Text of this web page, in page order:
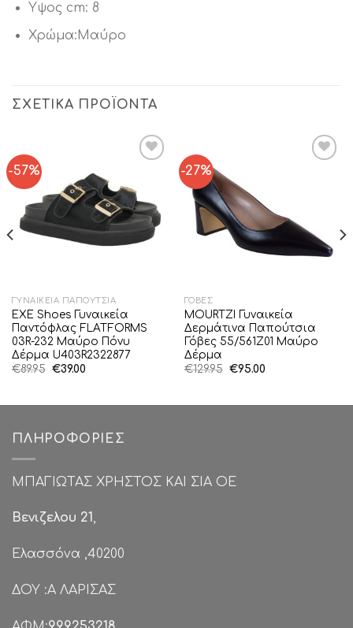
Υψος cm: 8
Χρώμα:Μαύρο
ΣΧΕΤΙΚΆ ΠΡΟΪΌΝΤΑ
-57%
ΓΥΝΑΙΚΕΊΑ ΠΑΠΟΎΤΣΙΑ
EXE Shoes Γυναικεία
Παντόφλας FLATFORMS
03R-232 Μαύρο Πόνυ
Δέρμα U403R2322877
€89.95 Original
€39.00Η
-27%
ΓΌΒΕΣ
MOURTZI Γυναικεία
Δερμάτινα Παπούτσια
Γόβες 55/561Z01 Μαύρο
Δέρμα
€129.95 Original
€95.00Η
ΠΛΗΡΟΦΟΡΊΕΣ
ΜΠΑΓΙΩΤΑΣ ΧΡΗΣΤΟΣ ΚΑΙ ΣΙΑ ΟΕ
Βενιζελου 21,
Ελασσόνα ,40200
ΔΟΥ :Α ΛΑΡΙΣΑΣ